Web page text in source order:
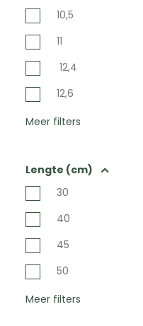
10,5
11
12,4
12,6
Meer filters
Lengte (cm)
30
40
45
50
Meer filters